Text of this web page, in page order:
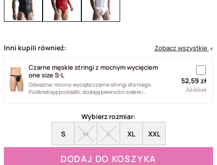
Inni kupili również: Zobacz wszystkie ∨
Czarne męskie stringi z mocnym wycięciem
one size S-L
Odważne, mocno wycięte czarne stringi dla niego.
Podkreślają pośladki, dodają pewności siebie i
52,59 zł
72,59 zł
Wybierz rozmiar:
S
M L XL XXL
DODAJ DO KOSZYKA